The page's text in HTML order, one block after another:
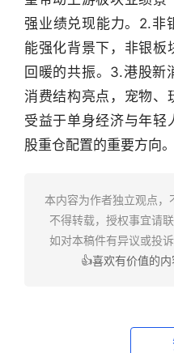
行
业
快
报
强业绩兑现能力。2.非
能强化背景下，非银板
回暖的共振。3.港股新
消费结构亮点，宠物、
受益于单身经济与年轻
股重仓配置的重要方向
本内容为作者独立观点
不得转载，授权事宜请
如对本稿件有异议或投
👍喜欢有价值的